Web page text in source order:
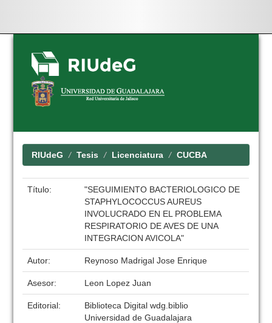
Skip
navigation
RIUdeG Tesis Licenciatura CUCBA
Título:
"SEGUIMIENTO BACTERIOLOGICO DE
STAPHYLOCOCCUS AUREUS
INVOLUCRADO EN EL PROBLEMA
RESPIRATORIO DE AVES DE UNA
INTEGRACION AVICOLA"
Autor: Reynoso Madrigal Jose Enrique
Asesor: Leon Lopez Juan
Editorial:
Biblioteca Digital wdg.biblio
Universidad de Guadalajara